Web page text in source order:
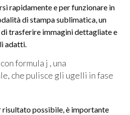
rapidamente e per funzionare in
di stampa sublimatica, un
trasferire immagini dettagliate e
adatti.
formula j , una
che pulisce gli ugelli in fase
risultato possibile, è importante